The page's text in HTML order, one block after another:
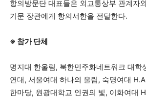
항의방문단 대표들은 외교통상부 관계자
기문 장관에게 항의서한을 전달한다.
※ 참가 단체
명지대 한울림, 북한민주화네트워크 대학
연대, 서울여대 하나의 울림, 숙명여대
한마당, 원광대학교 인권의 빛, 이화여대